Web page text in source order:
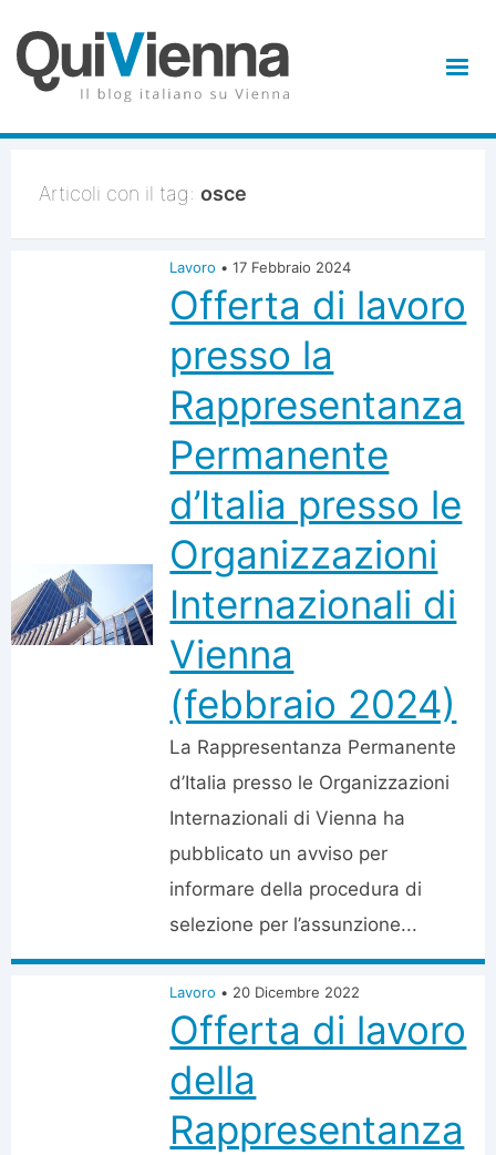
Articoli con il tag: osce
Lavoro • 17 Febbraio 2024
Offerta di lavoro
presso la
Rappresentanza
Permanente
d’Italia presso le
Organizzazioni
Internazionali di
Vienna
(febbraio 2024)
La Rappresentanza Permanente
d’Italia presso le Organizzazioni
Internazionali di Vienna ha
pubblicato un avviso per
informare della procedura di
selezione per l’assunzione...
Lavoro • 20 Dicembre 2022
Offerta di lavoro
della
Rappresentanza